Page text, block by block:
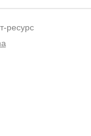
ресурс